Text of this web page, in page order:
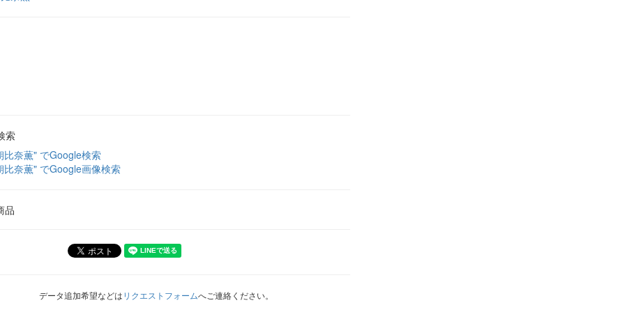
索
比奈薫" でGoogle検索
比奈薫" でGoogle画像検索
品
データ追加希望などはリクエストフォームへご連絡ください。